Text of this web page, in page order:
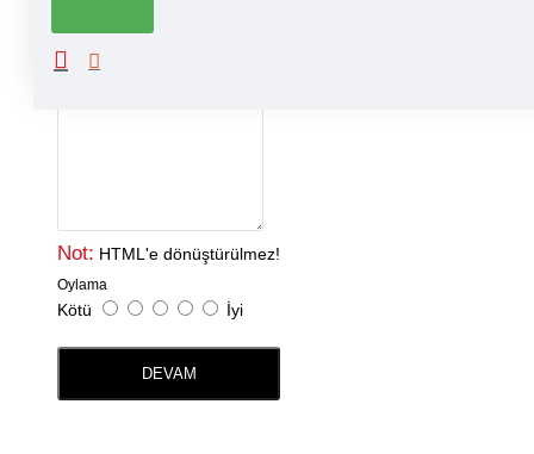
Not: HTML'e dönüştürülmez!
Oylama
Kötü İyi
DEVAM